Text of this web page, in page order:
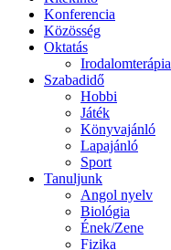
Konferencia
Közösség
Oktatás
Irodalomterápia
Szabadidő
Hobbi
Játék
Könyvajánló
Lapajánló
Sport
Tanuljunk
Angol nyelv
Biológia
Ének/Zene
Fizika